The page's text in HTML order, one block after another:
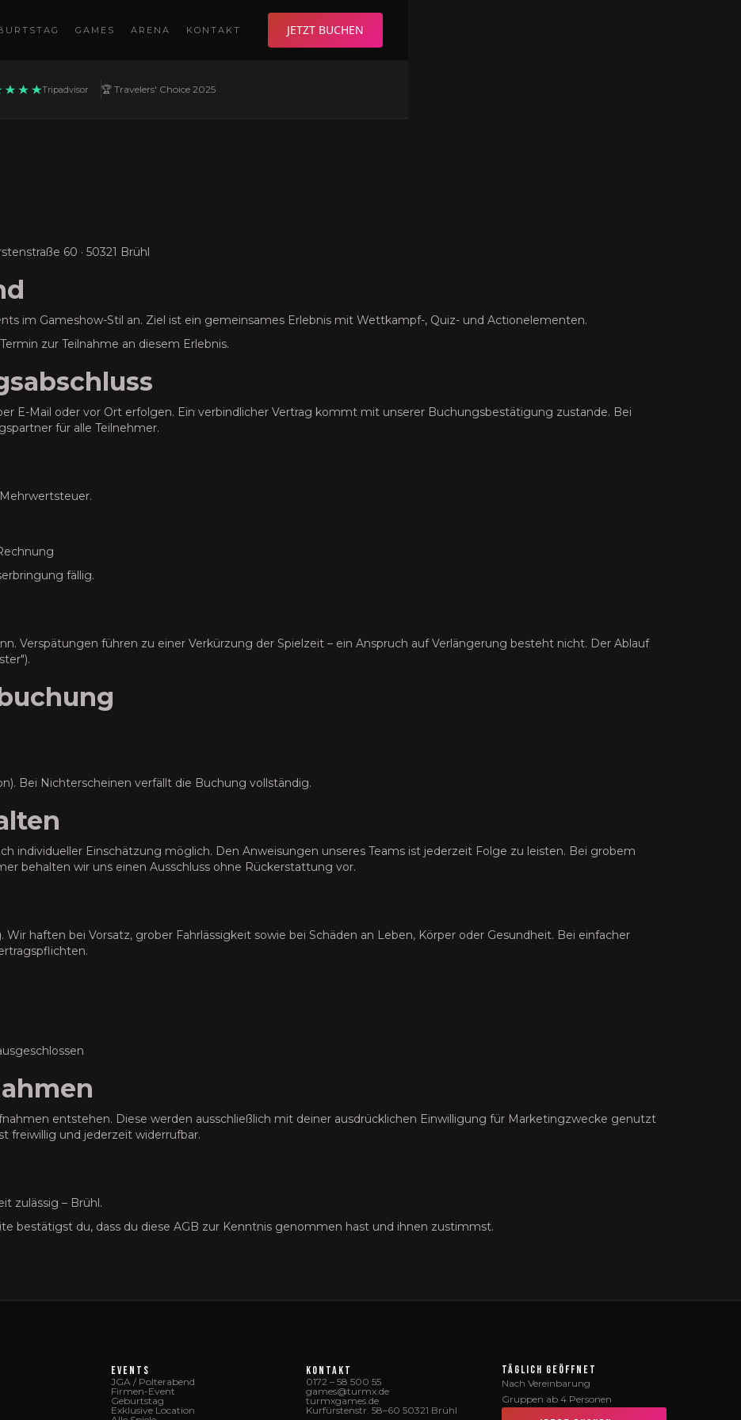
GAMES ARENA KONTAKT JETZT BUCHEN
Tripadvisor 🏆 Travelers' Choice 2025
60 · 50321 Brühl
im Gameshow-Stil an. Ziel ist ein gemeinsames Erlebnis mit Wettkampf-, Quiz- und Actionelementen.
zur Teilnahme an diesem Erlebnis.
E-Mail oder vor Ort erfolgen. Ein verbindlicher Vertrag kommt mit unserer Buchungsbestätigung zustande. Bei
für alle Teilnehmer.
fällig.
Verspätungen führen zu einer Verkürzung der Spielzeit – ein Anspruch auf Verlängerung besteht nicht. Der Ablauf
Bei Nichterscheinen verfällt die Buchung vollständig.
individueller Einschätzung möglich. Den Anweisungen unseres Teams ist jederzeit Folge zu leisten. Bei grobem
behalten wir uns einen Ausschluss ohne Rückerstattung vor.
haften bei Vorsatz, grober Fahrlässigkeit sowie bei Schäden an Leben, Körper oder Gesundheit. Bei einfacher
entstehen. Diese werden ausschließlich mit deiner ausdrücklichen Einwilligung für Marketingzwecke genutzt
freiwillig und jederzeit widerrufbar.
zulässig – Brühl.
bestätigst du, dass du diese AGB zur Kenntnis genommen hast und ihnen zustimmst.
EVENTS
JGA / Polterabend
Firmen-Event
Geburtstag
Exklusive Location
KONTAKT
0172 – 58 500 55
games@turmx.de
turmxgames.de
Kurfürstenstr. 58–60 50321 Brühl
TÄGLICH GEÖFFNET
Nach Vereinbarung
Gruppen ab 4 Personen